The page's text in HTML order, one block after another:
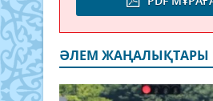
ӘЛЕМ ЖАҢАЛЫҚТАРЫ